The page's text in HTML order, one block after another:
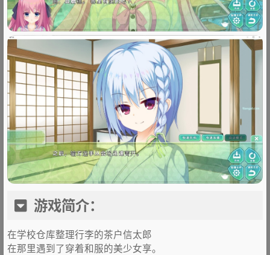
游戏简介：
在学校仓库整理行李的茶户信太郎
在那里遇到了穿着和服的美少女享。